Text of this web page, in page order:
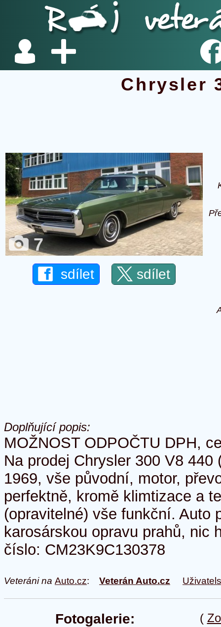
Chrysler
7
sdílet sdílet
Doplňující popis:
MOŽNOST ODPOČTU DPH,
Na prodej Chrysler 300 V8 440
1969, vše původní, motor,
perfektně, kromě klimtizace a
(opravitelné) vše funkční. Auto
karosárskou opravu prahů, nic
číslo: CM23K9C130378
Veteráni na Auto.cz: Veterán Auto.cz
(
Fotogalerie: